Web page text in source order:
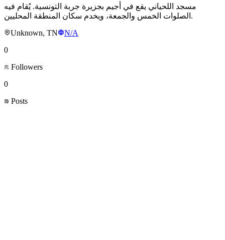
مسجد اللحياني يقع في أجيم بجزيرة جربة التونسية. يُقام فيه
الصلوات الخمس والجمعة، ويخدم سكان المنطقة المحليين.
Unknown, TN
N/A
0
Followers
0
Posts